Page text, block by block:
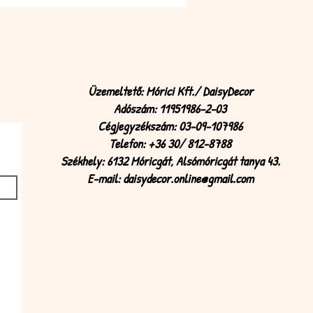
Üzemeltető: Mórici Kft./ DaisyDecor
Adószám: 11951986-2-03
Cégjegyzékszám: 03-09-107986
Telefon: +36 30/ 812-8788
Székhely: 6132 Móricgát, Alsómóricgát tanya 43.
E-mail:daisydecor.online@gmail.com